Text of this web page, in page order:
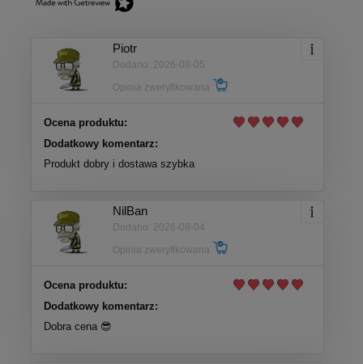
Piotr
Dodano: 2026-08-05
Opinia zweryfikowana
Ocena produktu:
Dodatkowy komentarz:
Produkt dobry i dostawa szybka
NilBan
Dodano: 2026-08-04
Opinia zweryfikowana
Ocena produktu:
Dodatkowy komentarz:
Dobra cena 😎